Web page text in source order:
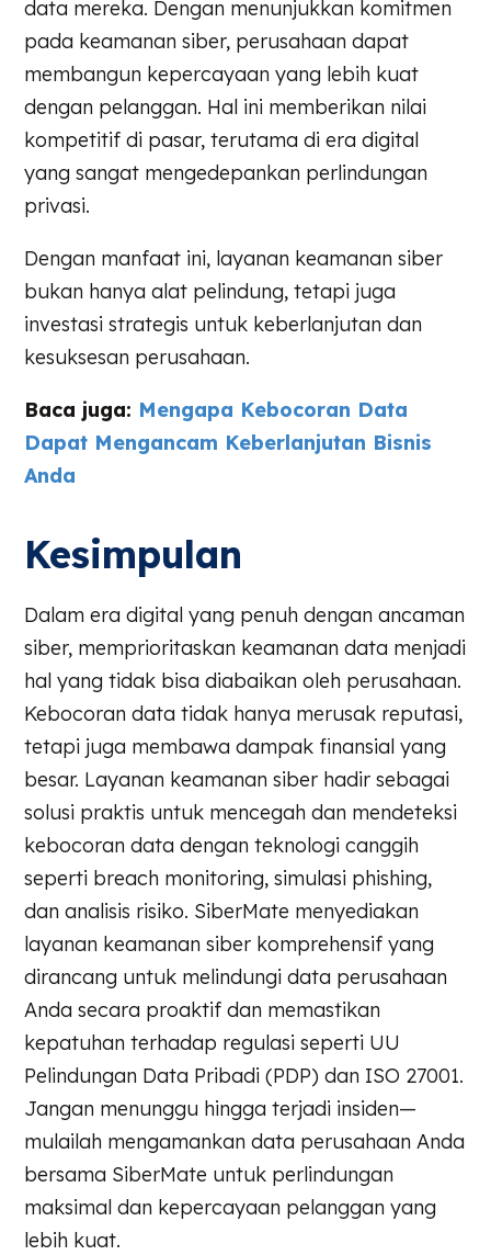
data mereka. Dengan menunjukkan komitmen
pada keamanan siber, perusahaan dapat
membangun kepercayaan yang lebih kuat
dengan pelanggan. Hal ini memberikan nilai
kompetitif di pasar, terutama di era digital
yang sangat mengedepankan perlindungan
privasi.
Dengan manfaat ini, layanan keamanan siber
bukan hanya alat pelindung, tetapi juga
investasi strategis untuk keberlanjutan dan
kesuksesan perusahaan.
Baca juga: Mengapa Kebocoran Data
Dapat Mengancam Keberlanjutan Bisnis
Anda
Kesimpulan
Dalam era digital yang penuh dengan ancaman
siber, memprioritaskan keamanan data menjadi
hal yang tidak bisa diabaikan oleh perusahaan.
Kebocoran data tidak hanya merusak reputasi,
tetapi juga membawa dampak finansial yang
besar. Layanan keamanan siber hadir sebagai
solusi praktis untuk mencegah dan mendeteksi
kebocoran data dengan teknologi canggih
seperti breach monitoring, simulasi phishing,
dan analisis risiko. SiberMate menyediakan
layanan keamanan siber komprehensif yang
dirancang untuk melindungi data perusahaan
Anda secara proaktif dan memastikan
kepatuhan terhadap regulasi seperti UU
Pelindungan Data Pribadi (PDP) dan ISO 27001.
Jangan menunggu hingga terjadi insiden—
mulailah mengamankan data perusahaan Anda
bersama SiberMate untuk perlindungan
maksimal dan kepercayaan pelanggan yang
lebih kuat.